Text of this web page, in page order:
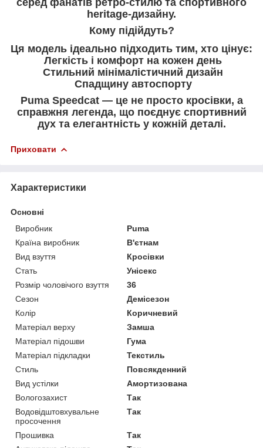
серед фанатів ретро-стилю та спортивного
heritage-дизайну.
Кому підійдуть?
Ця модель ідеально підходить тим, хто цінує:
Легкість і комфорт на кожен день
Стильний мінімалістичний дизайн
Спадщину автоспорту
Puma Speedcat — це не просто кросівки, а
справжня легенда, що поєднує спортивний
дух та елегантність у кожній деталі.
Приховати
Характеристики
Основні
Виробник
Puma
Країна виробник
В'єтнам
Вид взуття
Кросівки
Стать
Унісекс
Розмір чоловічого взуття
36
Сезон
Демісезон
Колір
Коричневий
Матеріал верху
Замша
Матеріал підошви
Гума
Матеріал підкладки
Текстиль
Стиль
Повсякденний
Вид устілки
Амортизована
Вологозахист
Так
Водовідштовхувальне
просочення
Так
Прошивка
Так